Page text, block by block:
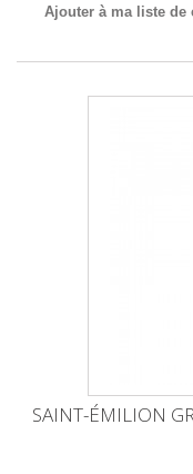
Ajouter à ma liste de
SAINT-ÉMILION